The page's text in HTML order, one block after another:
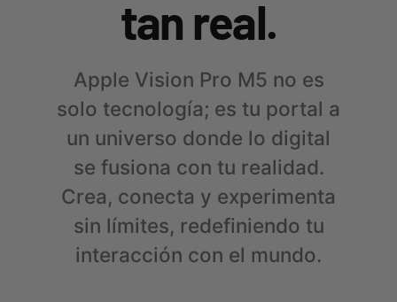
tan real.
Apple Vision Pro M5 no es
solo tecnología; es tu portal a
un universo donde lo digital
se fusiona con tu realidad.
Crea, conecta y experimenta
sin límites, redefiniendo tu
interacción con el mundo.